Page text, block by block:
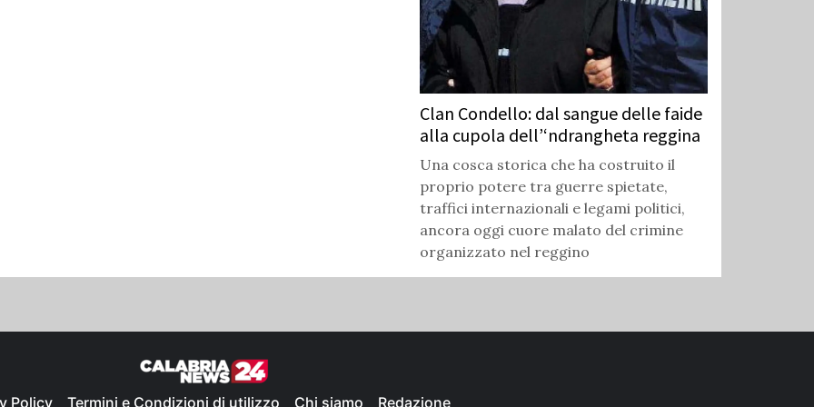
Clan Condello: dal sangue delle faide
alla cupola dell’‘ndrangheta reggina
Una cosca storica che ha costruito il
proprio potere tra guerre spietate,
traffici internazionali e legami politici,
ancora oggi cuore malato del crimine
organizzato nel reggino
Policy Termini e Condizioni di utilizzo Chi siamo Redazione